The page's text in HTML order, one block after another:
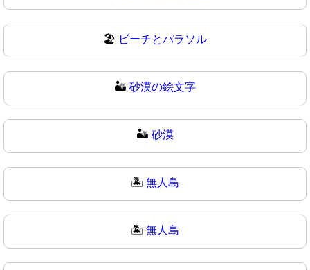
🏖 ビーチとパラソル
🏜️ 砂漠の絵文字
🏜 砂漠
🏝️ 無人島
🏝 無人島